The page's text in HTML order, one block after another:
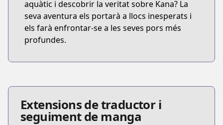
aquàtic i descobrir la veritat sobre Kana? La
seva aventura els portarà a llocs inesperats i
els farà enfrontar-se a les seves pors més
profundes.
Extensions de traductor i
seguiment de manga